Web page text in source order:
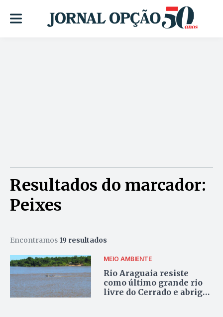
Resultados do marcador:
Peixes
Encontramos 19 resultados
MEIO AMBIENTE
Rio Araguaia resiste
como último grande rio
livre do Cerrado e abriga